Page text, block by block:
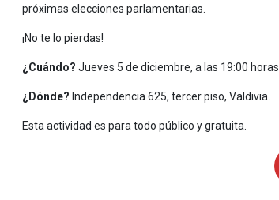
próximas elecciones parlamentarias.
¡No te lo pierdas!
¿Cuándo? Jueves 5 de diciembre, a las 19:00 horas.
¿Dónde? Independencia 625, tercer piso, Valdivia.
Esta actividad es para todo público y gratuita.